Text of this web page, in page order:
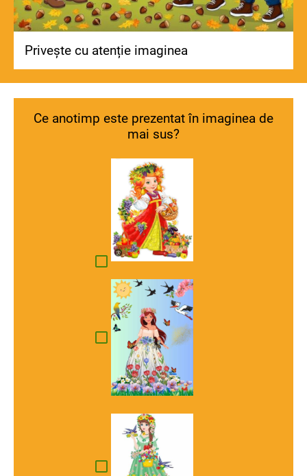
Privește cu atenție imaginea
Ce anotimp este prezentat în imaginea de
mai sus?